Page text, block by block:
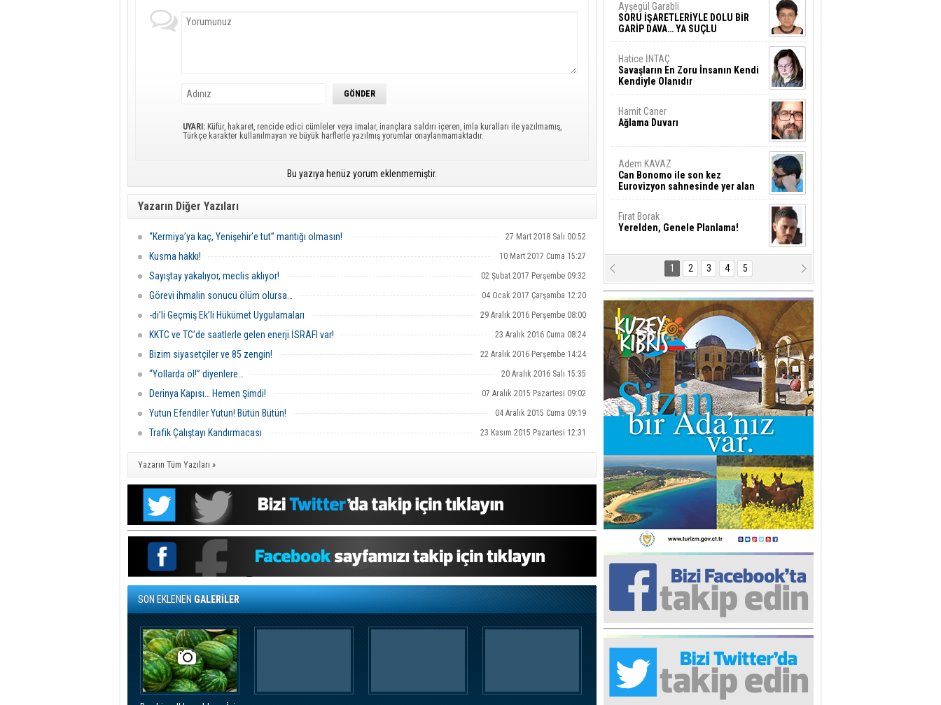
UYARI: Küfür, hakaret, rencide edici cümleler veya imalar, inançlara saldırı içeren, imla kuralları ile yazılmamış,
Türkçe karakter kullanılmayan ve büyük harflerle yazılmış yorumlar onaylanmamaktadır.
Bu yazıya henüz yorum eklenmemiştir.
Yazarın Diğer Yazıları
“Kermiya’ya kaç, Yenişehir’e tut” mantığı olmasın! 27 Mart 2018 Salı 00:52
Kusma hakkı! 10 Mart 2017 Cuma 15:27
Sayıştay yakalıyor, meclis aklıyor! 02 Şubat 2017 Perşembe 09:32
Görevi ihmalin sonucu ölüm olursa… 04 Ocak 2017 Çarşamba 12:20
-di’li Geçmiş Ek’li Hükümet Uygulamaları 29 Aralık 2016 Perşembe 08:00
KKTC ve TC’de saatlerle gelen enerji İSRAFI var! 23 Aralık 2016 Cuma 08:24
Bizim siyasetçiler ve 85 zengin! 22 Aralık 2016 Perşembe 14:24
“Yollarda öl!” diyenlere… 20 Aralık 2016 Salı 15:35
Derinya Kapısı… Hemen Şimdi! 07 Aralık 2015 Pazartesi 09:02
Yutun Efendiler Yutun! Bütün Bütün! 04 Aralık 2015 Cuma 09:19
Trafik Çalıştayı Kandırmacası 23 Kasım 2015 Pazartesi 12:31
Yazarın Tüm Yazıları »
SON EKLENENGALERİLER
Ayşegül Garabli
SORU İŞARETLERİYLE DOLU BİR
GARİP DAVA… YA SUÇLU
DEĞİLSE???
Hatice İNTAÇ
Savaşların En Zoru İnsanın Kendi
Kendiyle Olanıdır
Hamit Caner
Ağlama Duvarı
Adem KAVAZ
Can Bonomo ile son kez
Eurovizyon sahnesinde yer alan
Türkiye 10 yıl aradan sonra
Fırat Borak
Yerelden, Genele Planlama!
Erkut YILMABAŞAR
Bayrak tartışmaları ve ihalesiz
işler!
Arif Alasya
2015 SONRASI VE AKINCI.
Fatma Baysal
SURLAR İÇİ’NDE KOLAYDIR ÖLMEK
Ediz TUNCEL
Göz göre göre…
Taner ULUTAŞ
İnşallah St. Lois ile Hakkaido
Adası gibi olmayız !...
Ali KİŞMİR
FIRSAT VE KORKU
Turgut ÇALICI
İki Lakırdı da benden!
Yrd. Doç. Ercan HOŞKARA
Yatırım Yapmazsan Var Olamazsın:
Hedefteki Kurum Kıb-Tek
Rana Sarro
Başıma gelen skandal olayı
1 2 3 4 5